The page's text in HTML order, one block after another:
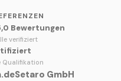
Bewertungen
verifiziert
Qualifikation
Setaro GmbH